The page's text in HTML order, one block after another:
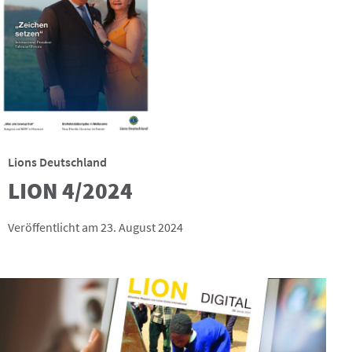
Lions Deutschland
LION 4/2024
Veröffentlicht am 23. August 2024